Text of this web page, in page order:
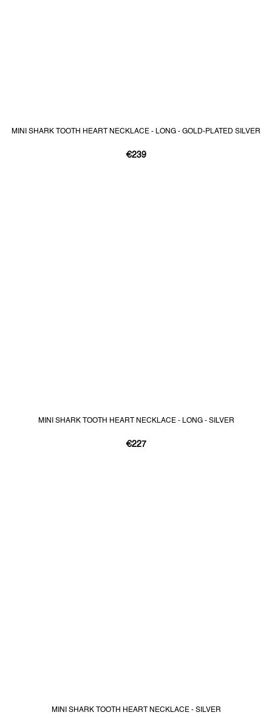
MINI SHARK TOOTH HEART NECKLACE - LONG - GOLD-PLATED SILVER
€239
MINI SHARK TOOTH HEART NECKLACE - LONG - SILVER
€227
MINI SHARK TOOTH HEART NECKLACE - SILVER